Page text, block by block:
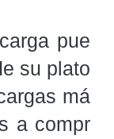
pue
su plato
má
a compr